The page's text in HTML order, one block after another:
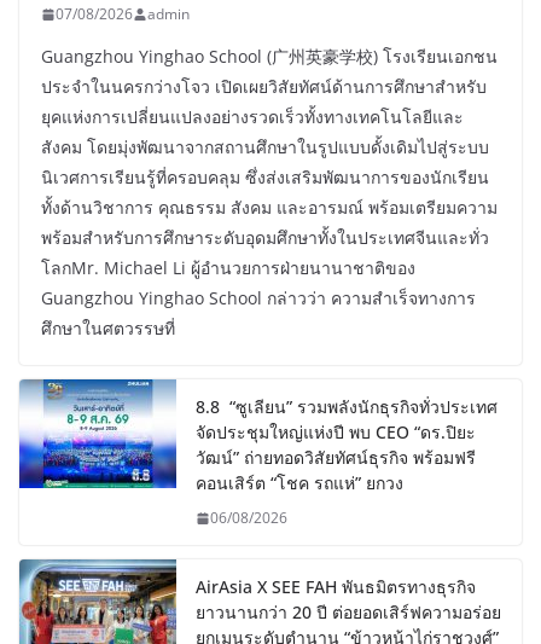
07/08/2026 admin
Guangzhou Yinghao School (广州英豪学校) โรงเรียนเอกชน
ประจำในนครกว่างโจว เปิดเผยวิสัยทัศน์ด้านการศึกษาสำหรับ
ยุคแห่งการเปลี่ยนแปลงอย่างรวดเร็วทั้งทางเทคโนโลยีและ
สังคม โดยมุ่งพัฒนาจากสถานศึกษาในรูปแบบดั้งเดิมไปสู่ระบบ
นิเวศการเรียนรู้ที่ครอบคลุม ซึ่งส่งเสริมพัฒนาการของนักเรียน
ทั้งด้านวิชาการ คุณธรรม สังคม และอารมณ์ พร้อมเตรียมความ
พร้อมสำหรับการศึกษาระดับอุดมศึกษาทั้งในประเทศจีนและทั่ว
โลกMr. Michael Li ผู้อำนวยการฝ่ายนานาชาติของ
Guangzhou Yinghao School กล่าวว่า ความสำเร็จทางการ
ศึกษาในศตวรรษที่
8.8 “ซูเลียน” รวมพลังนักธุรกิจทั่วประเทศ
จัดประชุมใหญ่แห่งปี พบ CEO “ดร.ปิยะ
วัฒน์” ถ่ายทอดวิสัยทัศน์ธุรกิจ พร้อมฟรี
คอนเสิร์ต “โชค รถแห่” ยกวง
06/08/2026
AirAsia X SEE FAH พันธมิตรทางธุรกิจ
ยาวนานกว่า 20 ปี ต่อยอดเสิร์ฟความอร่อย
ยกเมนูระดับตำนาน “ข้าวหน้าไก่ราชวงศ์”